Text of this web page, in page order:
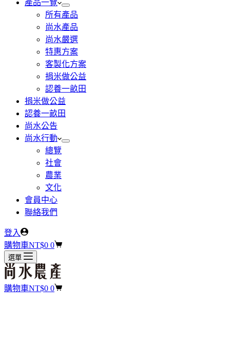
產品一覽
所有產品
尚水產品
尚水嚴選
特惠方案
客製化方案
捐米做公益
認養一畝田
捐米做公益
認養一畝田
尚水公告
尚水行動
總覽
社會
農業
文化
會員中心
聯絡我們
登入
購物車NT$0 0
選單
購物車NT$0 0